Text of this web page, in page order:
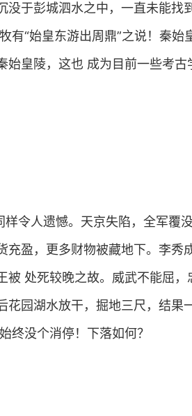
没于彭城泗水之中，一直未能找
有“始皇东游出周鼎”之说！秦始
始皇陵，这也 成为目前一些考古
令人遗憾。天京失陷，全军覆
充盈，更多财物被藏地下。李秀
处死较晚之故。威武不能屈，
花园湖水放干，掘地三尺，结果
终没个消停！下落如何？